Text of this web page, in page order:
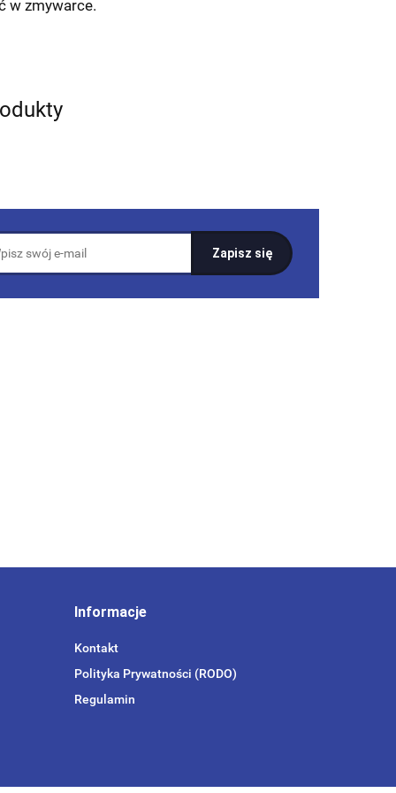
w zmywarce.
Informacje
Kontakt
Polityka Prywatności (RODO)
Regulamin